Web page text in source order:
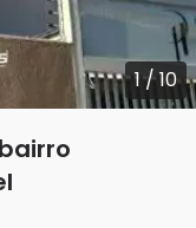
1/10